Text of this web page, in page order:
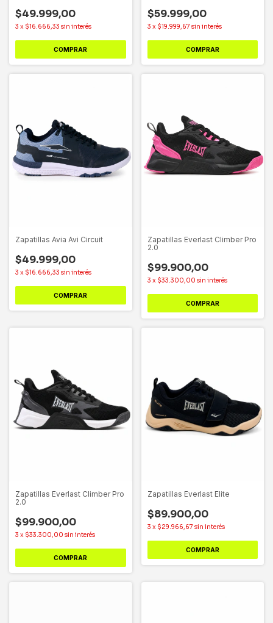
$49.999,00
3 x $16.666,33 sin interés
COMPRAR
$59.999,00
3 x $19.999,67 sin interés
COMPRAR
Zapatillas Avia Avi Circuit
$49.999,00
3 x $16.666,33 sin interés
COMPRAR
Zapatillas Everlast Climber Pro
2.0
$99.900,00
3 x $33.300,00 sin interés
COMPRAR
Zapatillas Everlast Climber Pro
2.0
$99.900,00
3 x $33.300,00 sin interés
COMPRAR
Zapatillas Everlast Elite
$89.900,00
3 x $29.966,67 sin interés
COMPRAR